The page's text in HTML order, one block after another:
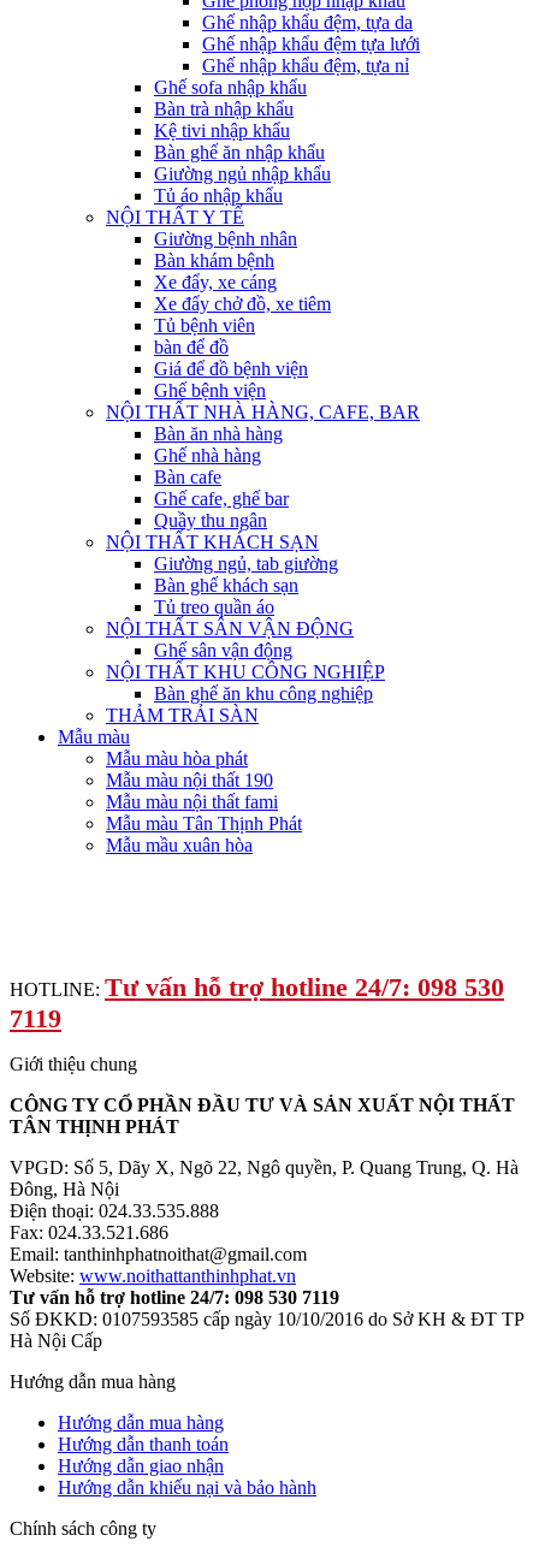
Ghế nhập khẩu đệm, tựa da
Ghế nhập khẩu đệm tựa lưới
Ghế nhập khẩu đệm, tựa nỉ
Ghế sofa nhập khẩu
Bàn trà nhập khẩu
Kệ tivi nhập khẩu
Bàn ghế ăn nhập khẩu
Giường ngủ nhập khẩu
Tủ áo nhập khẩu
NỘI THẤT Y TẾ
Giường bệnh nhân
Bàn khám bệnh
Xe đẩy, xe cáng
Xe đẩy chở đồ, xe tiêm
Tủ bệnh viên
bàn để đồ
Giá để đồ bệnh viện
Ghế bệnh viện
NỘI THẤT NHÀ HÀNG, CAFE, BAR
Bàn ăn nhà hàng
Ghế nhà hàng
Bàn cafe
Ghế cafe, ghế bar
Quầy thu ngân
NỘI THẤT KHÁCH SẠN
Giường ngủ, tab giường
Bàn ghế khách sạn
Tủ treo quần áo
NỘI THẤT SÂN VẬN ĐỘNG
Ghế sân vận động
NỘI THẤT KHU CÔNG NGHIỆP
Bàn ghế ăn khu công nghiệp
THẢM TRẢI SÀN
Mẫu màu
Mẫu màu hòa phát
Mẫu màu nội thất 190
Mẫu màu nội thất fami
Mẫu màu Tân Thịnh Phát
Mẫu mầu xuân hòa
HOTLINE: Tư vấn hỗ trợ hotline 24/7: 098 530
7119
Giới thiệu chung
CÔNG TY CỔ PHẦN ĐẦU TƯ VÀ SẢN XUẤT NỘI THẤT
TÂN THỊNH PHÁT
VPGD: Số 5, Dãy X, Ngõ 22, Ngô quyền, P. Quang Trung, Q. Hà
Đông, Hà Nội
Điện thoại: 024.33.535.888
Fax: 024.33.521.686
Email: tanthinhphatnoithat@gmail.com
Website: www.noithattanthinhphat.vn
Tư vấn hỗ trợ hotline 24/7: 098 530 7119
Số ĐKKD: 0107593585 cấp ngày 10/10/2016 do Sở KH & ĐT TP
Hà Nội Cấp
Hướng dẫn mua hàng
Hướng dẫn mua hàng
Hướng dẫn thanh toán
Hướng dẫn giao nhận
Hướng dẫn khiếu nại và bảo hành
Chính sách công ty